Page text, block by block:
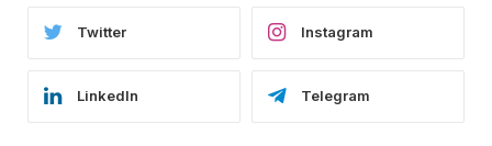
Twitter Instagram
LinkedIn Telegram